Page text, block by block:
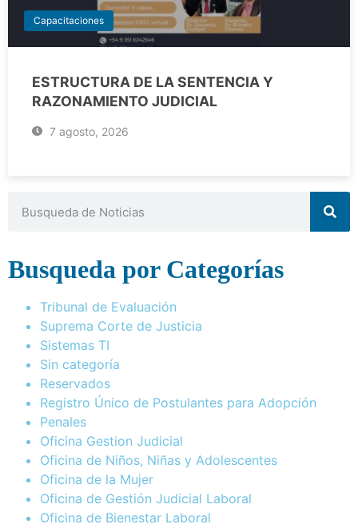
Capacitaciones
ESTRUCTURA DE LA SENTENCIA Y
RAZONAMIENTO JUDICIAL
7 agosto, 2026
Busqueda por Categorías
Tribunal de Evaluación
Suprema Corte de Justicia
Sistemas TI
Sin categoría
Reservados
Registro Único de Postulantes para Adopción
Penales
Oficina Gestion Judicial
Oficina de Niños, Niñas y Adolescentes
Oficina de la Mujer
Oficina de Gestión Judicial Laboral
Oficina de Bienestar Laboral